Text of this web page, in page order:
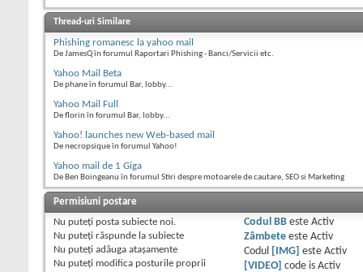
Thread-uri Similare
Phishing romanesc la yahoo mail
De JamesQ în forumul Raportari Phishing - Banci/Servicii etc.
Yahoo Mail Beta
De phane în forumul Bar, lobby...
Yahoo Mail Full
De florin în forumul Bar, lobby...
Yahoo! launches new Web-based mail
De necropsique în forumul Yahoo!
Yahoo mail de 1 Giga
De Ben Boingeanu în forumul Stiri despre motoarele de cautare, SEO si Marketing
Permisiuni postare
Nu puteţi posta subiecte noi.
Nu puteţi răspunde la subiecte
Nu puteţi adăuga ataşamente
Nu puteţi modifica posturile proprii
Codul BBeste Activ
Zâmbeteeste Activ
Codul
[IMG] este Activ
[VIDEO] code is Activ